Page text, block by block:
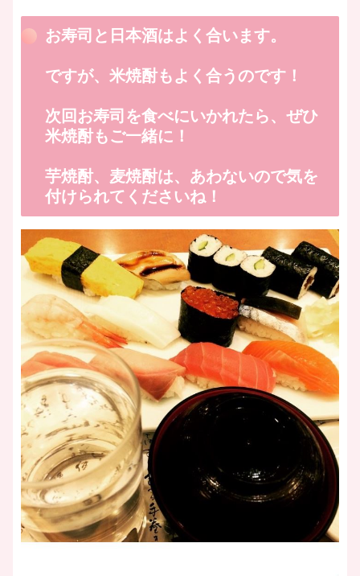
お寿司と日本酒はよく合います。
ですが、米焼酎もよく合うのです！
次回お寿司を食べにいかれたら、ぜひ
米焼酎もご一緒に！
芋焼酎、麦焼酎は、あわないので気を
付けられてくださいね！